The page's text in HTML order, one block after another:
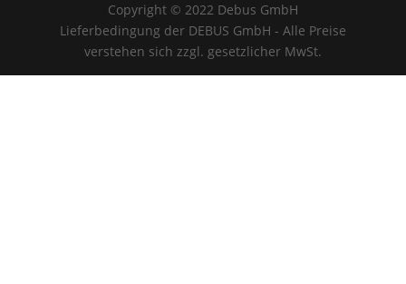
Copyright © 2022 Debus GmbH
Lieferbedingung der DEBUS GmbH - Alle Preise
verstehen sich zzgl. gesetzlicher MwSt.